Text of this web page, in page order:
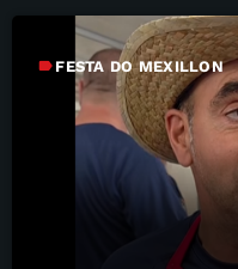
label FESTA DO MEXILLON